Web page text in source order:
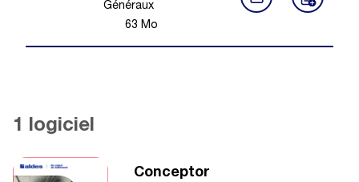
Généraux
63 Mo
1 logiciel
Conceptor